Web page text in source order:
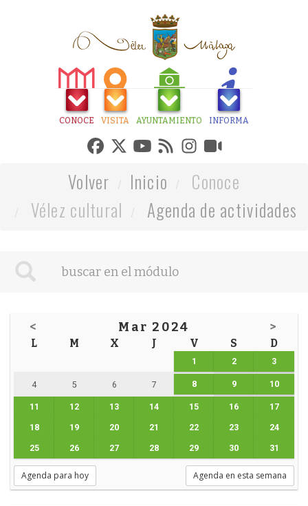
CONOCE VISITA AYUNTAMIENTO INFORMA
Volver Inicio
Conoce
Vélez cultural
Agenda de actividades
< Mar 2024 >
L M X J V S D
1 2 3
4 5 6 7 8 9 10
11 12 13 14 15 16 17
18 19 20 21 22 23 24
25 26 27 28 29 30 31
Agenda para hoy Agenda en esta semana